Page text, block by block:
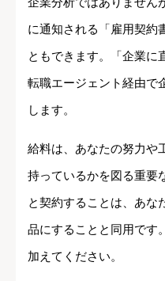
に通知される「雇用契約
ともできます。「企業に
転職エージェント経由で
します。
給料は、あなたの努力や
持っているかを図る重要
と契約することは、あな
品にすることと同用です
加えてください。